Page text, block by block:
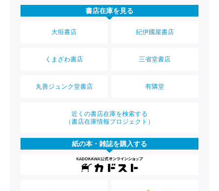
書店在庫を見る
大垣書店 紀伊國屋書店
くまざわ書店 三省堂書店
丸善ジュンク堂書店 有隣堂
近くの書店在庫を検索する
（書店在庫情報プロジェクト）
紙の本・雑誌を購入する